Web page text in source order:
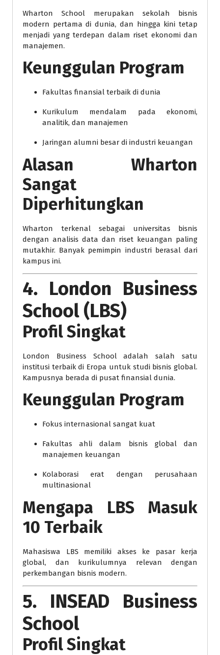
Wharton School merupakan sekolah bisnis
modern pertama di dunia, dan hingga kini tetap
menjadi yang terdepan dalam riset ekonomi dan
manajemen.
Keunggulan Program
Fakultas finansial terbaik di dunia
Kurikulum mendalam pada ekonomi,
analitik, dan manajemen
Jaringan alumni besar di industri keuangan
Alasan Wharton
Sangat
Diperhitungkan
Wharton terkenal sebagai universitas bisnis
dengan analisis data dan riset keuangan paling
mutakhir. Banyak pemimpin industri berasal dari
kampus ini.
4. London Business
School (LBS)
Profil Singkat
London Business School adalah salah satu
institusi terbaik di Eropa untuk studi bisnis global.
Kampusnya berada di pusat finansial dunia.
Keunggulan Program
Fokus internasional sangat kuat
Fakultas ahli dalam bisnis global dan
manajemen keuangan
Kolaborasi erat dengan perusahaan
multinasional
Mengapa LBS Masuk
10 Terbaik
Mahasiswa LBS memiliki akses ke pasar kerja
global, dan kurikulumnya relevan dengan
perkembangan bisnis modern.
5. INSEAD Business
School
Profil Singkat